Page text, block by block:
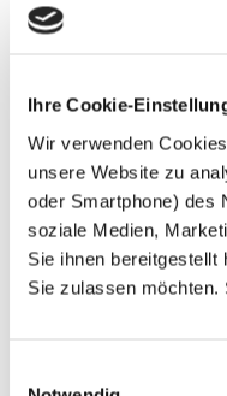
Ihre Cookie-
Wir verwenden
unsere Website zu
oder Smartphone) des
soziale Medien,
Sie ihnen bereitgestellt
Sie zulassen möchten.